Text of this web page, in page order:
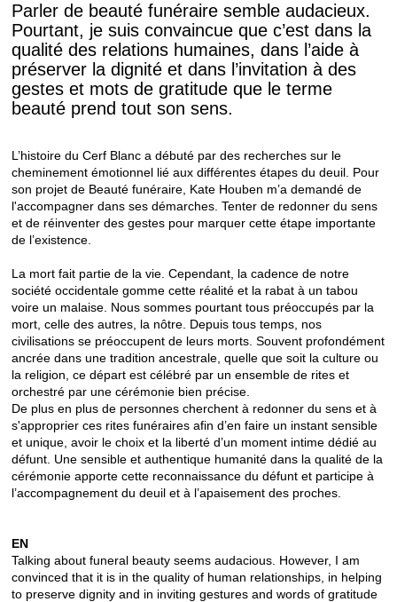
Parler de beauté funéraire semble audacieux.
Pourtant, je suis convaincue que c’est dans la
qualité des relations humaines, dans l’aide à
préserver la dignité et dans l’invitation à des
gestes et mots de gratitude que le terme
beauté prend tout son sens.
L’histoire du Cerf Blanc a débuté par des recherches sur le
cheminement émotionnel lié aux différentes étapes du deuil. Pour
son projet de Beauté funéraire, Kate Houben m’a demandé de
l'accompagner dans ses démarches. Tenter de redonner du sens
et de réinventer des gestes pour marquer cette étape importante
de l’existence.
La mort fait partie de la vie. Cependant, la cadence de notre
société occidentale gomme cette réalité et la rabat à un tabou
voire un malaise. Nous sommes pourtant tous préoccupés par la
mort, celle des autres, la nôtre. Depuis tous temps, nos
civilisations se préoccupent de leurs morts. Souvent profondément
ancrée dans une tradition ancestrale, quelle que soit la culture ou
la religion, ce départ est célébré par un ensemble de rites et
orchestré par une cérémonie bien précise.
De plus en plus de personnes cherchent à redonner du sens et à
s'approprier ces rites funéraires afin d’en faire un instant sensible
et unique, avoir le choix et la liberté d’un moment intime dédié au
défunt. Une sensible et authentique humanité dans la qualité de la
cérémonie apporte cette reconnaissance du défunt et participe à
l’accompagnement du deuil et à l’apaisement des proches.
EN
Talking about funeral beauty seems audacious. However, I am
convinced that it is in the quality of human relationships, in helping
to preserve dignity and in inviting gestures and words of gratitude